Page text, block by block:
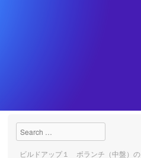
Search
ビルドアップ１ ボランチ（中盤）の